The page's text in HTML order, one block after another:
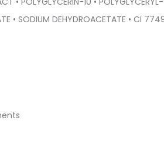
• SODIUM DEHYDROACETATE • CI